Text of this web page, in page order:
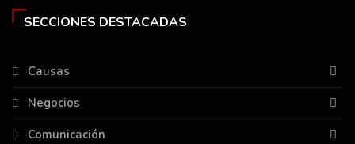
SECCIONES DESTACADAS
Causas
Negocios
Comunicación